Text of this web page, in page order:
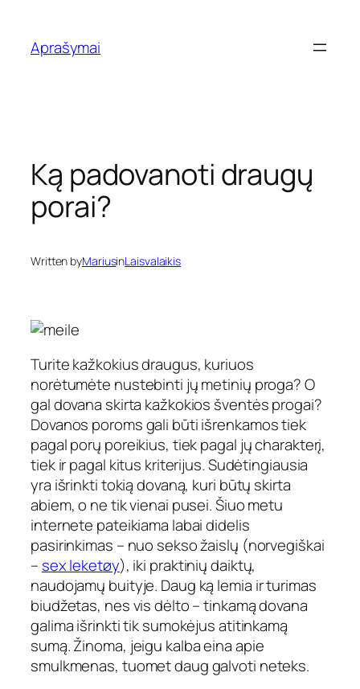
turinio
Aprašymai
Ką padovanoti draugų
porai?
Written byMariusinLaisvalaikis
Turite kažkokius draugus, kuriuos
norėtumėte nustebinti jų metinių proga? O
gal dovana skirta kažkokios šventės progai?
Dovanos poroms gali būti išrenkamos tiek
pagal porų poreikius, tiek pagal jų charakterį,
tiek ir pagal kitus kriterijus. Sudėtingiausia
yra išrinkti tokią dovaną, kuri būtų skirta
abiem, o ne tik vienai pusei. Šiuo metu
internete pateikiama labai didelis
pasirinkimas – nuo sekso žaislų (norvegiškai
– sex leketøy), iki praktinių daiktų,
naudojamų buityje. Daug ką lemia ir turimas
biudžetas, nes vis dėlto – tinkamą dovana
galima išrinkti tik sumokėjus atitinkamą
sumą. Žinoma, jeigu kalba eina apie
smulkmenas, tuomet daug galvoti neteks.